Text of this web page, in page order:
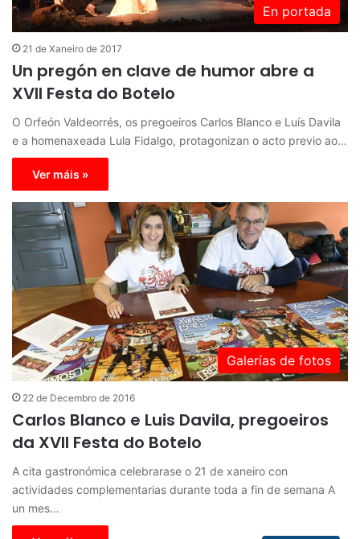
En portada
21 de Xaneiro de 2017
Un pregón en clave de humor abre a
XVII Festa do Botelo
O Orfeón Valdeorrés, os pregoeiros Carlos Blanco e Luís Davila
e a homenaxeada Lula Fidalgo, protagonizan o acto previo ao…
Ver máis »
Galerías de fotos
22 de Decembro de 2016
Carlos Blanco e Luis Davila, pregoeiros
da XVII Festa do Botelo
A cita gastronómica celebrarase o 21 de xaneiro con
actividades complementarias durante toda a fin de semana A
un mes…